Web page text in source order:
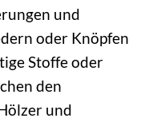
und
oder Knöpfen
Stoffe oder
den
und